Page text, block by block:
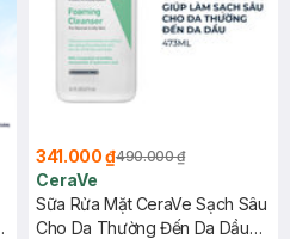
341.000 ₫490.000 ₫
CeraVe
Sữa Rửa Mặt CeraVe Sạch Sâu
Cho Da Thường Đến Da Dầu